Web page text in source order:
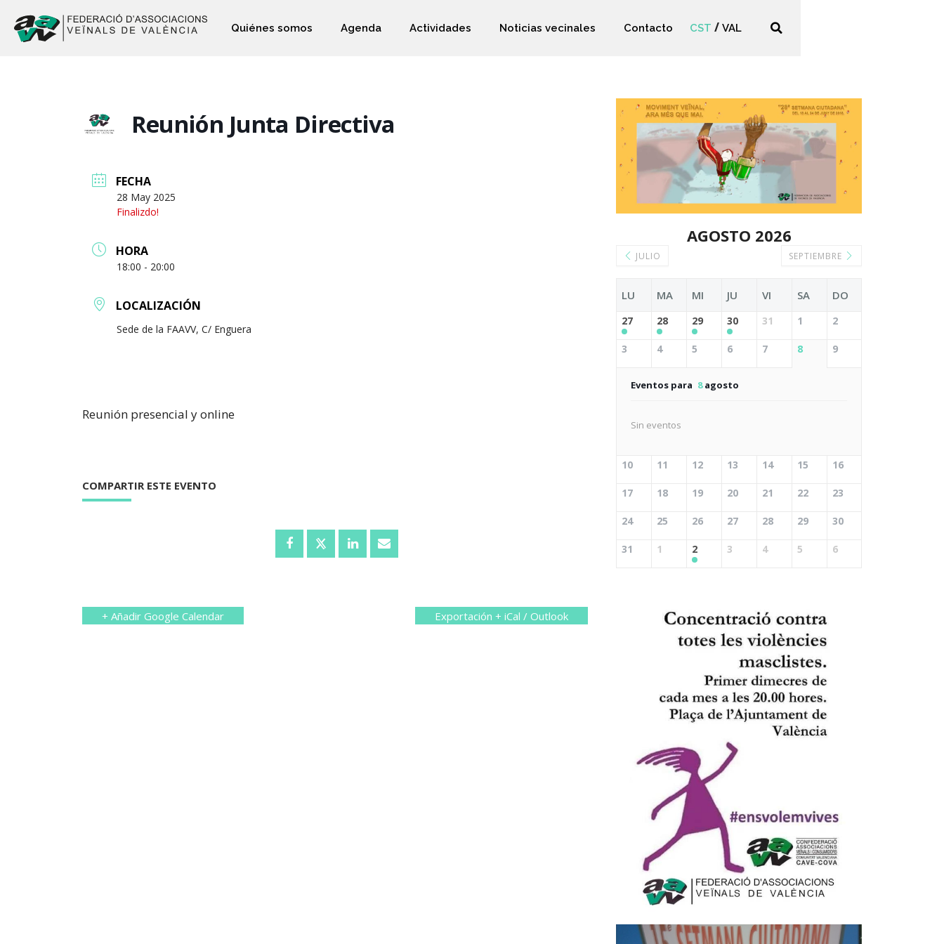
Quiénes somos Agenda Actividades Noticias vecinales Contacto CST VAL
Reunión Junta Directiva
FECHA
28 May 2025
Finalizdo!
HORA
18:00 - 20:00
LOCALIZACIÓN
Sede de la FAAVV, C/ Enguera
Reunión presencial y online
COMPARTIR ESTE EVENTO
+ Añadir Google Calendar Exportación + iCal / Outlook
JULIO
AGOSTO 2026
SEPTIEMBRE
LU MA MI JU VI SA DO
27 28 29 30 31 1 2
3 4 5 6 7 8 9
Eventos para 8agosto
Sin eventos
10 11 12 13 14 15 16
17 18 19 20 21 22 23
24 25 26 27 28 29 30
31 1 2 3 4 5 6